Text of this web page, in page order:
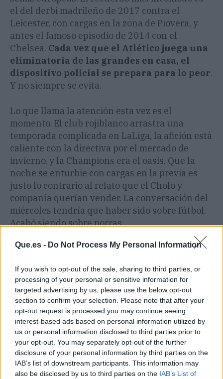
Que.es - Do Not Process My Personal Information
If you wish to opt-out of the sale, sharing to third parties, or
processing of your personal or sensitive information for
targeted advertising by us, please use the below opt-out
section to confirm your selection. Please note that after your
opt-out request is processed you may continue seeing
interest-based ads based on personal information utilized by
us or personal information disclosed to third parties prior to
your opt-out. You may separately opt-out of the further
disclosure of your personal information by third parties on the
IAB’s list of downstream participants. This information may
also be disclosed by us to third parties on the IAB’s List of
el del derbi madrileño de 2017 contra el
Leicester, con cargas en la zona de Piovera, y
antes el famoso episodio de 2014 con el
Chelsea. Cada vez que el Atlético juega una
eliminatoria de las grandes en casa, el
dispositivo policial se prepara para lo peor.
Y no siempre se evita.
Lo que llama la atención esta vez es el
momento. El club rojiblanco arrastra una
temporada complicada en LaLiga, la afición está
caliente con la directiva por el mercado de
invierno, y la Champions era el oasis. Que la
noche se enturbie con cargas en la previa es
justo lo contrario al relato que el Cholo y
compañía querían vender. La conversación del
miércoles tendría que haber sido sobre fútbol.
Acabó siendo sobre porras.
¿Sirve de algo otro comunicado del club
dice que las medidas reales llegan tarde y
mal, y que la convivencia entre estadio
moderno y grupo violento sigue sin resolverse.
La pelota, ahora, está en el tejado del comité de
competición de la UEFA y de las autoridades
españolas. Si quieres más contexto sobre cómo
se gestionan estos grupos en España, la
entrada de Wikipedia sobre el Frente Atlético
recoge buena parte del recorrido. Próximas